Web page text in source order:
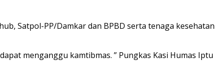
Satpol-PP/Damkar dan BPBD serta tenaga kesehatan
menganggu kamtibmas. ” Pungkas Kasi Humas Iptu